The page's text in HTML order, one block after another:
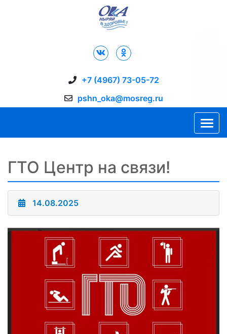
+7 (4967) 73-05-72
pshn_oka@mosreg.ru
ГТО Центр на связи!
14.08.2025